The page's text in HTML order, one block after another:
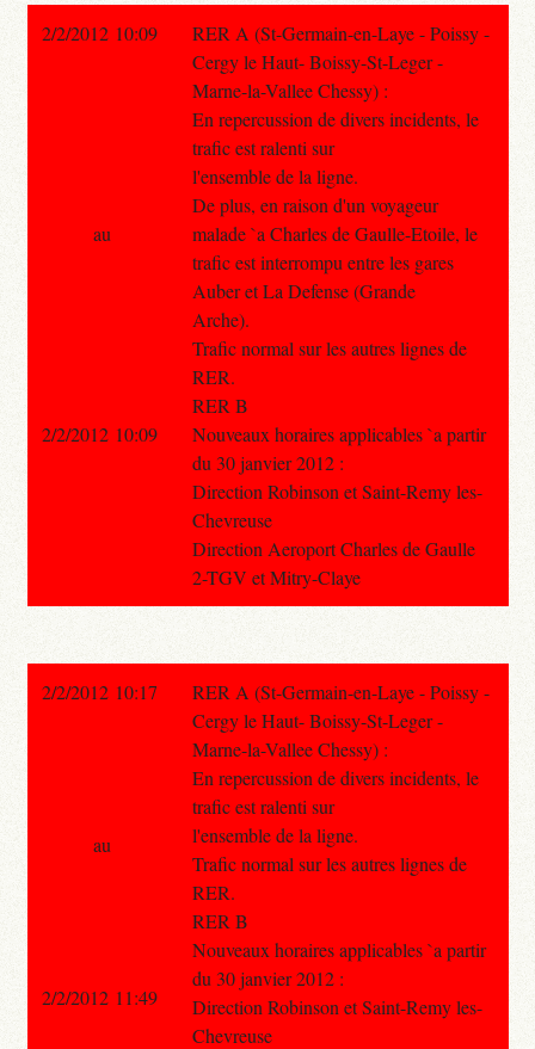
2/2/2012 10:09
RER A (St-Germain-en-Laye - Poissy -
Cergy le Haut- Boissy-St-Leger -
Marne-la-Vallee Chessy) :
En repercussion de divers incidents, le
trafic est ralenti sur
l'ensemble de la ligne.
De plus, en raison d'un voyageur
malade `a Charles de Gaulle-Etoile, le
trafic est interrompu entre les gares
Auber et La Defense (Grande
Arche).
Trafic normal sur les autres lignes de
RER.
RER B
Nouveaux horaires applicables `a partir
du 30 janvier 2012 :
Direction Robinson et Saint-Remy les-
Chevreuse
Direction Aeroport Charles de Gaulle
2-TGV et Mitry-Claye
au
2/2/2012 10:09
2/2/2012 10:17
RER A (St-Germain-en-Laye - Poissy -
Cergy le Haut- Boissy-St-Leger -
Marne-la-Vallee Chessy) :
En repercussion de divers incidents, le
trafic est ralenti sur
l'ensemble de la ligne.
Trafic normal sur les autres lignes de
RER.
RER B
Nouveaux horaires applicables `a partir
du 30 janvier 2012 :
Direction Robinson et Saint-Remy les-
Chevreuse
au
2/2/2012 11:49